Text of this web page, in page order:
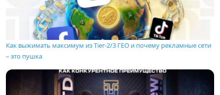
Как выжимать максимум из Tier-2/3 ГЕО и почему рекламные сети
– это пушка